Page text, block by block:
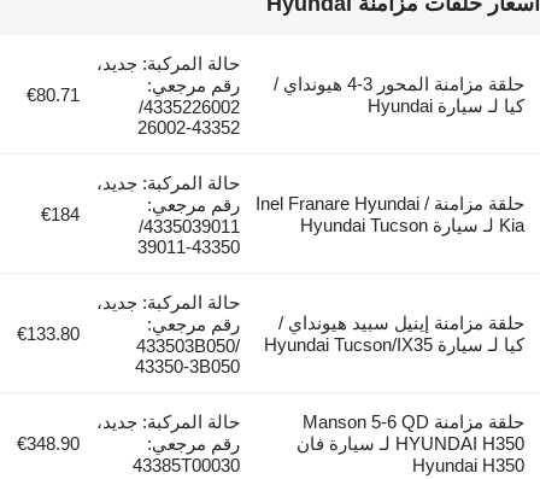
حلقة مزامنة المحور 3-4 هيونداي /
كيا لـ سيارة Hyundai
حالة المركبة: جديد،
رقم مرجعي:
4335226002/
43352-26002
€80.71
حلقة مزامنة Inel Franare Hyundai /
Kia لـ سيارة Hyundai Tucson
حالة المركبة: جديد،
رقم مرجعي:
4335039011/
43350-39011
€184
حلقة مزامنة إينيل سبيد هيونداي /
كيا لـ سيارة Hyundai Tucson/IX35
حالة المركبة: جديد،
رقم مرجعي:
433503B050/
43350-3B050
€133.80
حلقة مزامنة Manson 5-6 QD
HYUNDAI H350 لـ سيارة فان
Hyundai H350
حالة المركبة: جديد،
رقم مرجعي:
43385T00030
€348.90